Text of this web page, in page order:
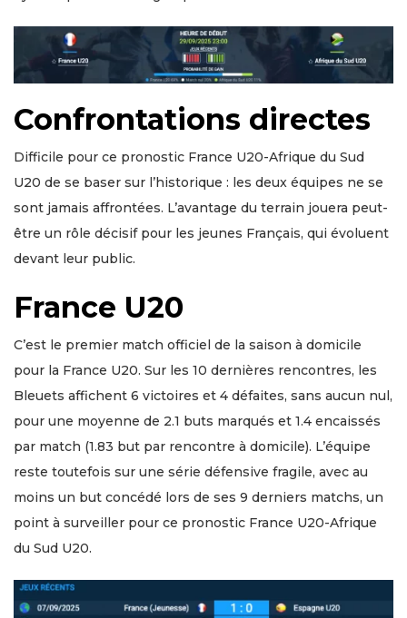
Confrontations directes
Difficile pour ce pronostic France U20-Afrique du Sud
U20 de se baser sur l’historique : les deux équipes ne se
sont jamais affrontées. L’avantage du terrain jouera peut-
être un rôle décisif pour les jeunes Français, qui évoluent
devant leur public.
France U20
C’est le premier match officiel de la saison à domicile
pour la France U20. Sur les 10 dernières rencontres, les
Bleuets affichent 6 victoires et 4 défaites, sans aucun nul,
pour une moyenne de 2.1 buts marqués et 1.4 encaissés
par match (1.83 but par rencontre à domicile). L’équipe
reste toutefois sur une série défensive fragile, avec au
moins un but concédé lors de ses 9 derniers matchs, un
point à surveiller pour ce pronostic France U20-Afrique
du Sud U20.